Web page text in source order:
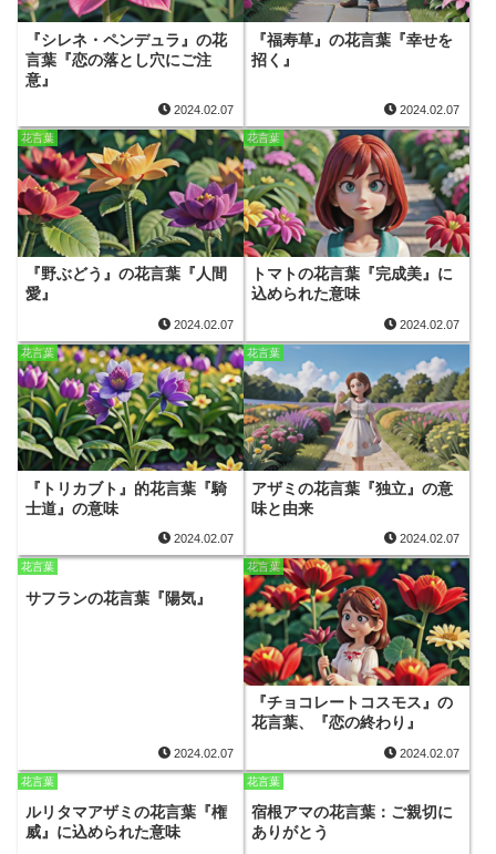
『シレネ・ペンデュラ』の花
言葉『恋の落とし穴にご注
意』
2024.02.07
『福寿草』の花言葉『幸せを
招く』
2024.02.07
花言葉
『野ぶどう』の花言葉『人間
愛』
2024.02.07
花言葉
トマトの花言葉『完成美』に
込められた意味
2024.02.07
花言葉
『トリカブト』的花言葉『騎
士道』の意味
2024.02.07
花言葉
アザミの花言葉『独立』の意
味と由来
2024.02.07
花言葉
サフランの花言葉『陽気』
2024.02.07
花言葉
『チョコレートコスモス』の
花言葉、『恋の終わり』
2024.02.07
花言葉
ルリタマアザミの花言葉『権
威』に込められた意味
花言葉
宿根アマの花言葉：ご親切に
ありがとう